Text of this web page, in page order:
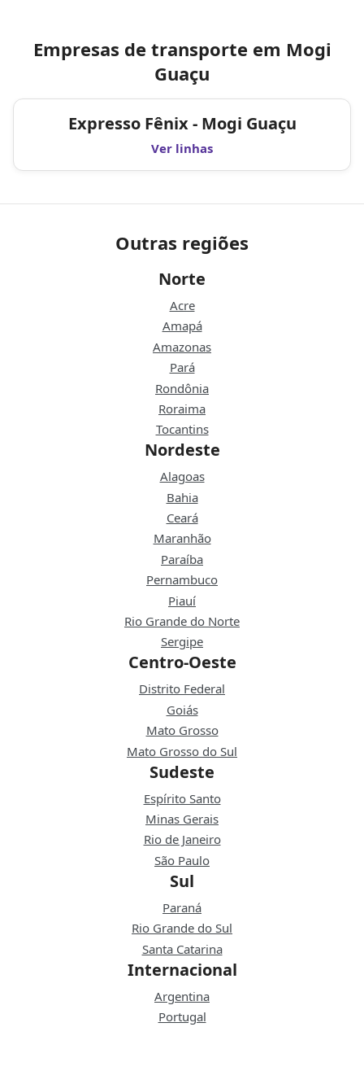
Empresas de transporte em Mogi
Guaçu
Expresso Fênix - Mogi Guaçu
Ver linhas
Outras regiões
Norte
Acre
Amapá
Amazonas
Pará
Rondônia
Roraima
Tocantins
Nordeste
Alagoas
Bahia
Ceará
Maranhão
Paraíba
Pernambuco
Piauí
Rio Grande do Norte
Sergipe
Centro-Oeste
Distrito Federal
Goiás
Mato Grosso
Mato Grosso do Sul
Sudeste
Espírito Santo
Minas Gerais
Rio de Janeiro
São Paulo
Sul
Paraná
Rio Grande do Sul
Santa Catarina
Internacional
Argentina
Portugal